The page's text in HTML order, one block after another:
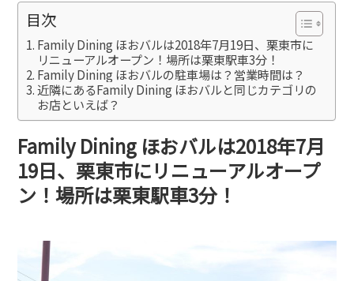
目次
Family Dining ほおバルは2018年7月19日、栗東市に
リニューアルオープン！場所は栗東駅車3分！
Family Dining ほおバルの駐車場は？営業時間は？
近隣にあるFamily Dining ほおバルと同じカテゴリの
お店といえば？
Family Dining ほおバルは2018年7月
19日、栗東市にリニューアルオープ
ン！場所は栗東駅車3分！